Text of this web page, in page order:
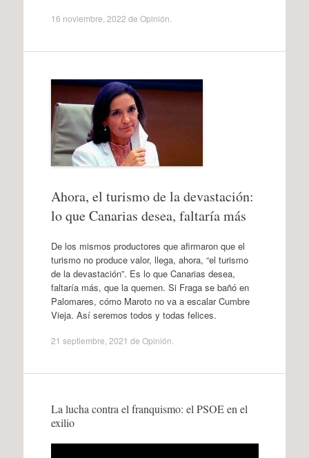
16 noviembre, 2022 de Opinión
Ahora, el turismo de la devastación:
lo que Canarias desea, faltaría más
De los mismos productores que afirmaron que el
turismo no produce valor, llega, ahora, “el turismo
de la devastación”. Es lo que Canarias desea,
faltaría más, que la quemen. Si Fraga se bañó en
Palomares, cómo Maroto no va a escalar Cumbre
Vieja. Así seremos todos y todas felices.
21 septiembre, 2021 de Opinión
La lucha contra el franquismo: el PSOE en el
exilio